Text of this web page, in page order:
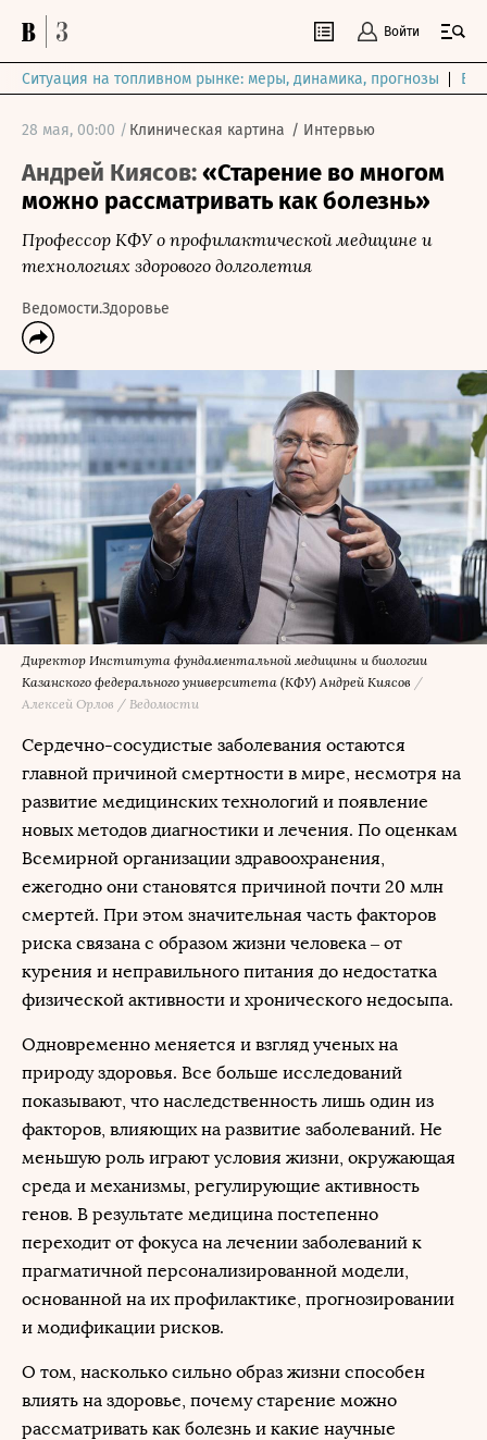
Войти
Ситуация на топливном рынке: меры, динамика, прогнозы
28 мая, 00:00 / Клиническая картина / Интервью
Андрей Киясов:«Старение во многом
можно рассматривать как болезнь»
Профессор КФУ о профилактической медицине и
технологиях здорового долголетия
Ведомости.Здоровье
Директор Института фундаментальной медицины и биологии
Казанского федерального университета (КФУ) Андрей Киясов /
Алексей Орлов / Ведомости
Сердечно-сосудистые заболевания остаются
главной причиной смертности в мире, несмотря на
развитие медицинских технологий и появление
новых методов диагностики и лечения. По оценкам
Всемирной организации здравоохранения,
ежегодно они становятся причиной почти 20 млн
смертей. При этом значительная часть факторов
риска связана с образом жизни человека – от
курения и неправильного питания до недостатка
физической активности и хронического недосыпа.
Одновременно меняется и взгляд ученых на
природу здоровья. Все больше исследований
показывают, что наследственность лишь один из
факторов, влияющих на развитие заболеваний. Не
меньшую роль играют условия жизни, окружающая
среда и механизмы, регулирующие активность
генов. В результате медицина постепенно
переходит от фокуса на лечении заболеваний к
прагматичной персонализированной модели,
основанной на их профилактике, прогнозировании
и модификации рисков.
О том, насколько сильно образ жизни способен
влиять на здоровье, почему старение можно
рассматривать как болезнь и какие научные